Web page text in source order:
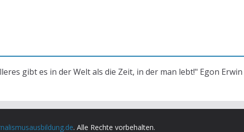
gibt es in der Welt als die Zeit, in der man lebt!" Egon
. Alle Rechte vorbehalten.